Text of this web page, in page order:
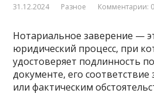
31.12.2024 Разное Комментарии: 0
Нотариальное заверение —
юридический процесс, при
удостоверяет подлинность
документе, его соответствие
или фактическим